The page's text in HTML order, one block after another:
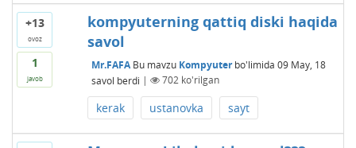
+13
ovoz
1
javob
kompyuterning qattiq diski haqida
savol
Mr.FAFA Bu mavzu Kompyuterbo'limida 09 May, 18
savol berdi | 702ko'rilgan
kerak ustanovka sayt